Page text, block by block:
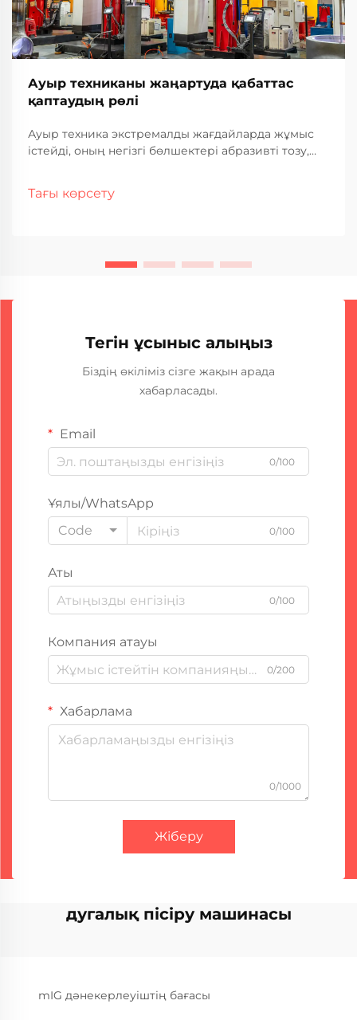
Ауыр техниканы жаңартуда қабаттас
қаптаудың рөлі
Ауыр техника экстремалды жағдайларда жұмыс
істейді, оның негізгі бөлшектері абразивті тозу,
жабдықтар тозу белгілерін көрсеткен кезде
Тағы көрсету
Тегін ұсыныс алыңыз
Біздің өкіліміз сізге жақын арада
хабарласады.
Email
0/100
Ұялы/WhatsApp
Code
0/100
Аты
0/100
Компания атауы
0/200
Хабарлама
0/1000
Жіберу
дугалық пісіру машинасы
mIG дәнекерлеуіштің бағасы